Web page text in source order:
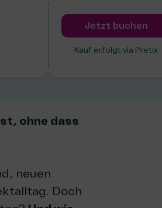
Jetzt buchen
Kauf erfolgt via Pretix
ohne dass
neuen
Doch